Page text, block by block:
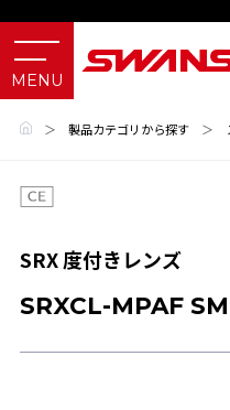
＞ 製品カテゴリから探す ＞
SRX 度付きレンズ
SRXCL-MPAF